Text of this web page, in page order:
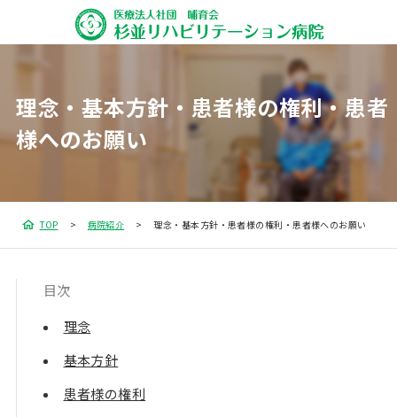
理念・基本方針・患者様の権利・患者
様へのお願い
TOP 病院紹介 理念・基本方針・患者様の権利・患者様へのお願い
目次
理念
基本方針
患者様の権利